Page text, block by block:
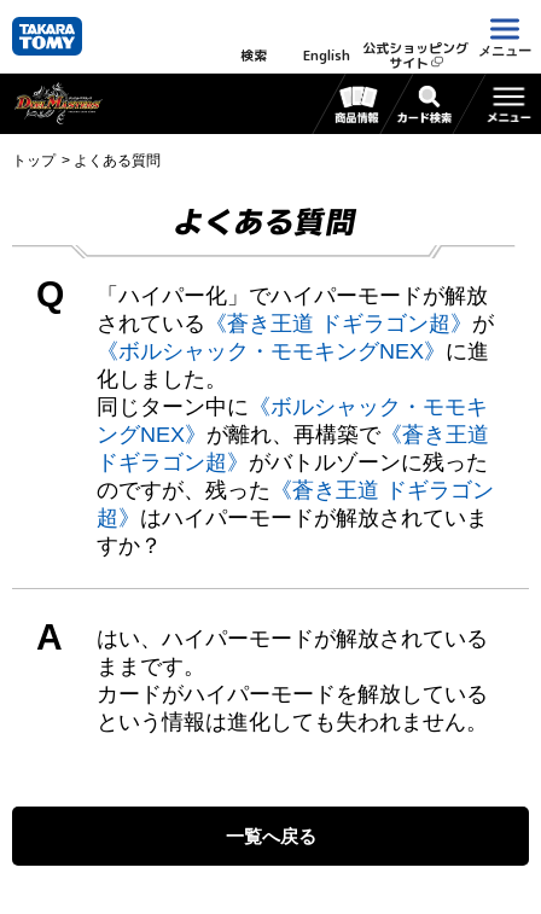
検索 English 公式ショッピング
サイト
メニュー
トップ よくある質問
よくある質問
Q
「ハイパー化」でハイパーモードが解放
されている 《蒼き王道 ドギラゴン超》 が
《ボルシャック・モモキングNEX》 に進
化しました。
同じターン中に 《ボルシャック・モモキ
ングNEX》 が離れ、再構築で《蒼き王道
ドギラゴン超》 がバトルゾーンに残った
のですが、残った 《蒼き王道 ドギラゴン
超》 はハイパーモードが解放されていま
すか？
A
はい、ハイパーモードが解放されている
ままです。
カードがハイパーモードを解放している
という情報は進化しても失われません。
一覧へ戻る